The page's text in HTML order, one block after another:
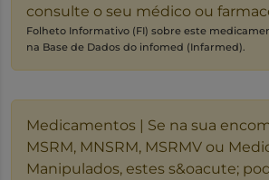
consulte o seu médico ou
Folheto Informativo (FI) sobre este
na Base de Dados do infomed (Infarmed).
Medicamentos | Se na sua
MSRM, MNSRM, MSRMV ou
Manipulados, estes s&oacute;